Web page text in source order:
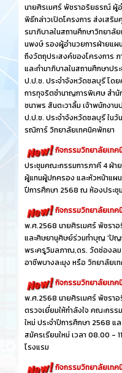
นายศิรเมศร์ พัชราอริยธรณ์ ผู้อ
พิธีกล่าวเปิดโครงการ ส่งเสริ
รมาภิบาลในสถานศึกษาวิทยาลั
นพงษ์ รองผู้อำนวยการฝ่ายแผ
ถึงวัตถุประสงค์ของโครงการ
และทำมาภิบาลในสถานศึกษาป
ป.ป.ช. ประจำจังหวัดชลบุรี โ
การทุจริตชำนาญการพิเศษ สำ
ชนาพร สันตะวาลิ้ม เจ้าพนักงา
ป.ป.ช. ประจำจังหวัดชลบุรี ใน
รณิการ์ วิทยาลัยเทคนิคพัทยา
กิจกรรมวิทยาลัยเท
ประชุมคณะกรรมการภาคี 4 ฝ่
ผู้แทนผู้ปกครอง และหัวหน้าแผ
ปีการศึกษา 2568 ณ ห้องประ
กิจกรรมวิทยาลัยเท
พ.ศ.2568 นายศิรเมศร์ พัชรา
และศิษยานุศิษย์ร่วมทำบุญ 'ปัญ
พระครูวิมลภาณ,ดร. วัดช่องลม
อาชีพบางละมุง หรือ วิทยาลัยเ
กิจกรรมวิทยาลัยเท
พ.ศ.2568 นายศิรเมศร์ พัชรา
ตรวจเยี่ยมให้กำลังใจ คณะกร
ใหม่ ประจำปีการศึกษา 2568 แ
สมัครเรียนใหม่ เวลา 08.00 -
โรงแรม
กิจกรรมวิทยาลัยเท